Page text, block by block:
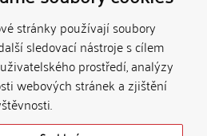
stránky používají soubory
sledovací nástroje s cílem
prostředí, analýzy
webových stránek a zjištění
autora.
not
of